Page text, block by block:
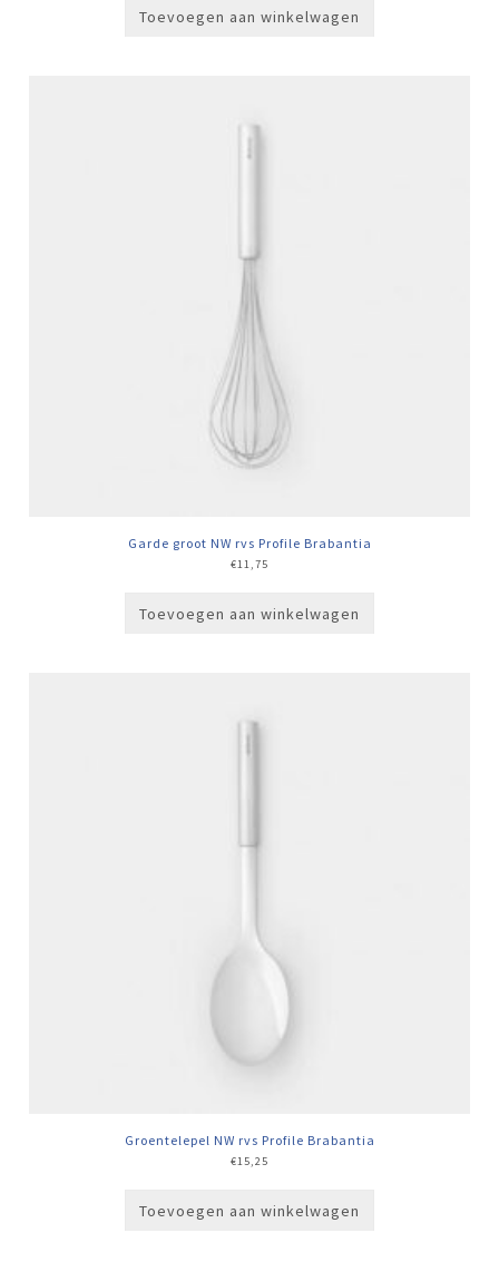
Toevoegen aan winkelwagen
Garde groot NW rvs Profile Brabantia
€11,75
Toevoegen aan winkelwagen
Groentelepel NW rvs Profile Brabantia
€15,25
Toevoegen aan winkelwagen